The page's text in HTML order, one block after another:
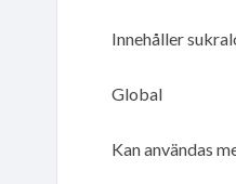
Innehåller
Global
Kan användas